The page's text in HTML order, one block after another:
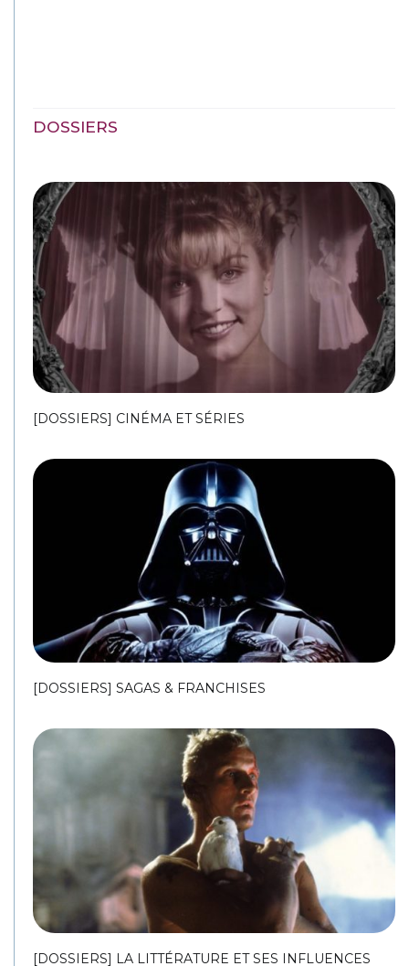
DOSSIERS
[DOSSIERS] CINÉMA ET SÉRIES
[DOSSIERS] SAGAS & FRANCHISES
[DOSSIERS] LA LITTÉRATURE ET SES INFLUENCES